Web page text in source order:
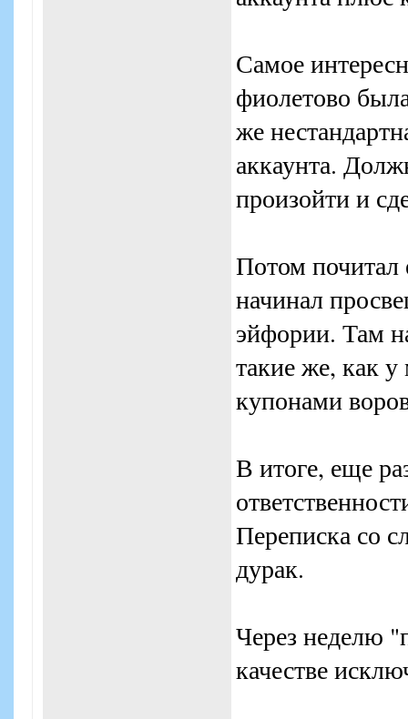
Самое
фиолетово
же
аккаунта.
произойти и
Потом почитал
начинал
эйфории. Там
такие же, как
купонами
В итоге, еще
Переписка со
дурак.
Через неделю
качестве